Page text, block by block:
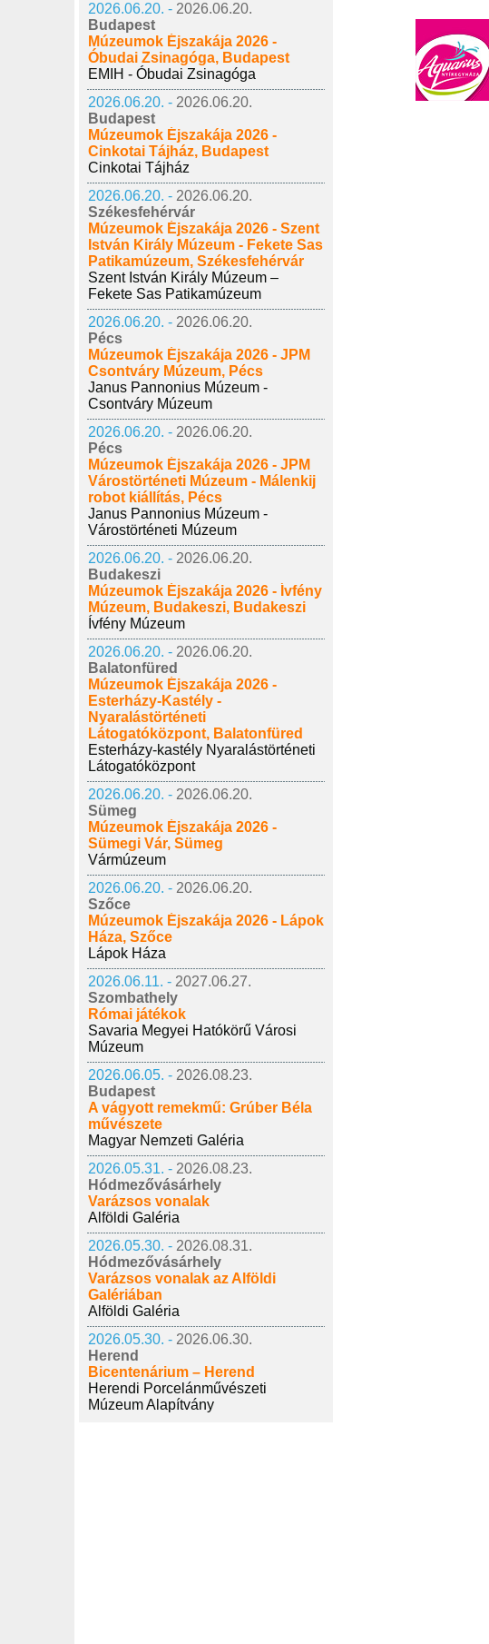
2026.06.20. - 2026.06.20.
Budapest
Múzeumok Éjszakája 2026 -
Óbudai Zsinagóga, Budapest
EMIH - Óbudai Zsinagóga
2026.06.20. - 2026.06.20.
Budapest
Múzeumok Éjszakája 2026 -
Cinkotai Tájház, Budapest
Cinkotai Tájház
2026.06.20. - 2026.06.20.
Székesfehérvár
Múzeumok Éjszakája 2026 - Szent
István Király Múzeum - Fekete Sas
Patikamúzeum, Székesfehérvár
Szent István Király Múzeum –
Fekete Sas Patikamúzeum
2026.06.20. - 2026.06.20.
Pécs
Múzeumok Éjszakája 2026 - JPM
Csontváry Múzeum, Pécs
Janus Pannonius Múzeum -
Csontváry Múzeum
2026.06.20. - 2026.06.20.
Pécs
Múzeumok Éjszakája 2026 - JPM
Várostörténeti Múzeum - Málenkij
robot kiállítás, Pécs
Janus Pannonius Múzeum -
Várostörténeti Múzeum
2026.06.20. - 2026.06.20.
Budakeszi
Múzeumok Éjszakája 2026 - Ívfény
Múzeum, Budakeszi, Budakeszi
Ívfény Múzeum
2026.06.20. - 2026.06.20.
Balatonfüred
Múzeumok Éjszakája 2026 -
Esterházy-Kastély -
Nyaralástörténeti
Látogatóközpont, Balatonfüred
Esterházy-kastély Nyaralástörténeti
Látogatóközpont
2026.06.20. - 2026.06.20.
Sümeg
Múzeumok Éjszakája 2026 -
Sümegi Vár, Sümeg
Vármúzeum
2026.06.20. - 2026.06.20.
Szőce
Múzeumok Éjszakája 2026 - Lápok
Háza, Szőce
Lápok Háza
2026.06.11. - 2027.06.27.
Szombathely
Római játékok
Savaria Megyei Hatókörű Városi
Múzeum
2026.06.05. - 2026.08.23.
Budapest
A vágyott remekmű: Grúber Béla
művészete
Magyar Nemzeti Galéria
2026.05.31. - 2026.08.23.
Hódmezővásárhely
Varázsos vonalak
Alföldi Galéria
2026.05.30. - 2026.08.31.
Hódmezővásárhely
Varázsos vonalak az Alföldi
Galériában
Alföldi Galéria
2026.05.30. - 2026.06.30.
Herend
Bicentenárium – Herend
Herendi Porcelánművészeti
Múzeum Alapítvány